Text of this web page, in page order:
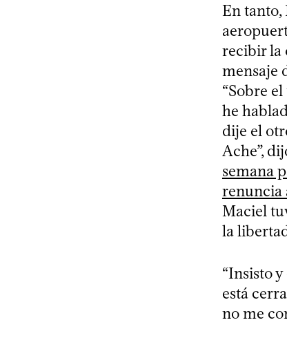
En tanto,
recibir la
mensaje
“Sobre
he
dije el
Ache”,
semana
renuncia
Maciel
la
“Insisto
está
no me